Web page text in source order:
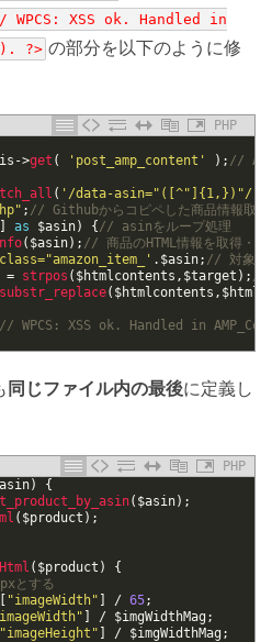
XSS ok. Handled in
?> の部分を以下のように修
PHP
->get ( 'post_amp_content' ) ; //
( '/data-asin="([^"]{1,})"/'
; // Githubからコピペした商品情報取得
] as $asin) { // asinをループ処理
( $asin) ; // 商品のHTML情報を取得・生
. $asin; // 対象の
= strpos ( $htmlcontents , $target ) ;
substr_replace( $htmlcontents , $html
// WPCS: XSS ok. Handled in
同じファイル内の最後に定義し
PHP
)
{
( $asin) ;
( $product ) ;
( $product )
{
とする
[ "imageWidth" ] / 65;
] / $imgWidthMag ;
"imageHeight" ] / $imgWidthMag ;